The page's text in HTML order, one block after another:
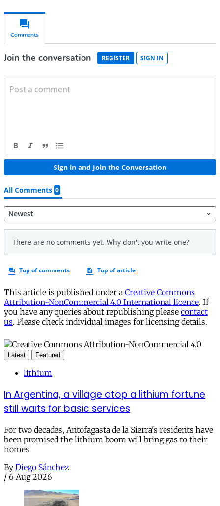
This article is published under a Creative Commons
Attribution-NonCommercial 4.0 International licence. If
you have any queries about republishing please contact
us. Please check individual images for licensing details.
Latest Featured
lithium
In Argentina, a village atop a lithium fortune
still waits for basic services
For two decades, Antofagasta de la Sierra's residents have
been promised the lithium boom will bring gas to their
homes
By Diego Sánchez
/ 6 Aug 2026